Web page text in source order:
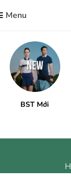
Menu
BST Mới